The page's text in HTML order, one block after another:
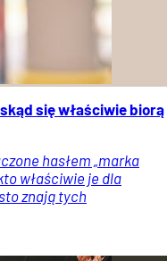
się właściwie biorą
hasłem „marka
właściwie je dla
znają tych